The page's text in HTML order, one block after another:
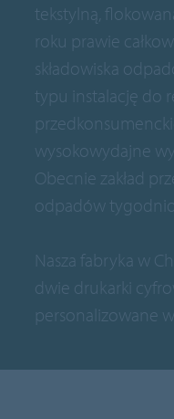
tekstylną,
roku prawie
składowiska
typu instalację do
wysokowydajne
Obecnie zakład
odpadów
Nasza fabryka w
dwie drukarki
personalizowane